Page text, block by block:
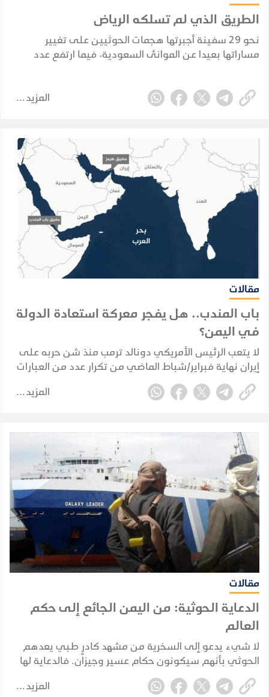
الطريق الذي لم تسلكه الرياض
نحو 29 سفينة أجبرتها هجمات الحوثيين على تغيير
مساراتها بعيدا عن الموانئ السعودية، فيما ارتفع عدد
المزيد
مقالات
باب المندب.. هل يفجر معركة استعادة الدولة
في اليمن؟
لا يتعب الرئيس الأمريكي دونالد ترمب منذ شن حربه على
إيران نهاية فبراير/شباط الماضي من تكرار عدد من العبارات
دون كلل أو ملل رغم ملل العالم كله منها.
المزيد
مقالات
الدعاية الحوثية: من اليمن الجائع إلى حكم
العالم
لا شيء يدعو إلى السخرية من مشهد كادرٍ طبي يعدهم
الحوثي بأنهم سيكونون حكام عسير وجيزان. فالدعاية لها
جذر حقيقي في اطماع الجماعة وتدغدغ أحلام البائسين
وتعزز لديهم إحساسهم بالمظلومية.
المزيد